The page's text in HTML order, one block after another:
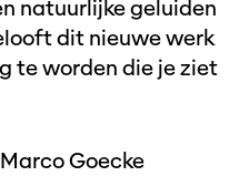
natuurlijke geluiden
dit nieuwe werk
te worden die je ziet
Goecke